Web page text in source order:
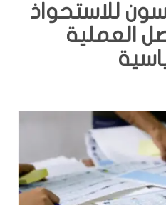
للاستحواذ
العملية